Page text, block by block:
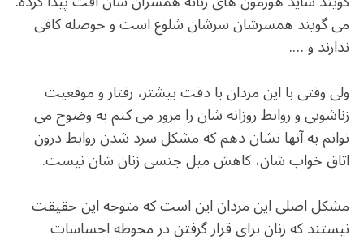
می گویند همسرشان سرشان شلوغ است و حوصله کافی
ندارند و ….
ولی وقتی با این مردان با دقت بیشتر، رفتار و موقعیت
زناشویی و روابط روزانه شان را مرور می کنم به وضوح می
توانم به آنها نشان دهم که مشکل سرد شدن روابط درون
اتاق خواب شان، کاهش میل جنسی زنان شان نیست.
مشکل اصلی این مردان این است که متوجه این حقیقت
نیستند که زنان برای قرار گرفتن در محوطه احساسات